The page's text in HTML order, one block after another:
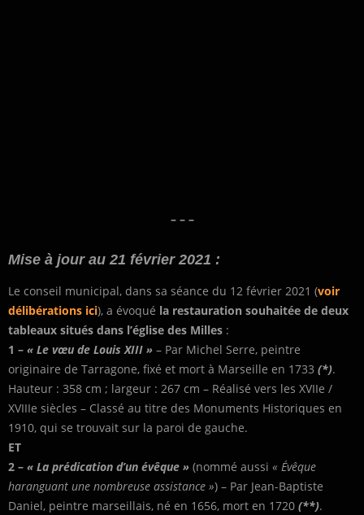
– – –
Mise à jour au 21 février 2021 :
Le conseil municipal, dans sa séance du 12 février 2021 (voir
délibérations ici), a évoqué la restauration souhaitée de deux
tableaux situés dans l’église des Milles :
1 – « Le vœu de Louis XIII » – Par Michel Serre, peintre
originaire de Tarragone, fixé et mort à Marseille en 1733 (*).
Hauteur : 358 cm ; largeur : 267 cm – Réalisé vers les XVIIe /
XVIIIe siècles – Classé au titre des Monuments Historiques en
1910, qui se trouvait sur la paroi de gauche.
ET
2 – « La prédication d’un évêque » (nommé aussi « Évêque
haranguant une nombreuse assistance ») – Par Jean-Baptiste
Daniel, peintre marseillais, né en 1656, mort en 1720 (**).